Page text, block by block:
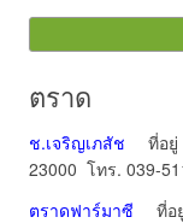
Tiger
&
ตราด
ช.เจริญเภสัช ที่อยู่
23000 โทร. 039-
ตราดฟาร์มาซี ที่อ